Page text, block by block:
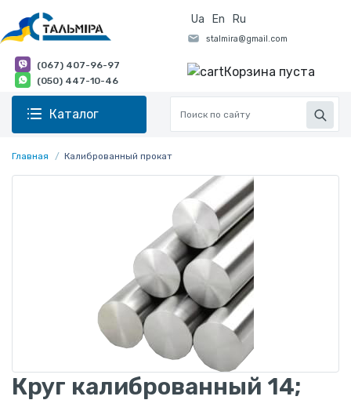
Ua En Ru
(067) 407-96-97
(050) 447-10-46
Корзина пуста
Каталог
Главная Калиброванный прокат
Круг калиброванный 14;